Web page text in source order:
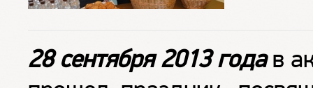
28 сентября 2013 годав